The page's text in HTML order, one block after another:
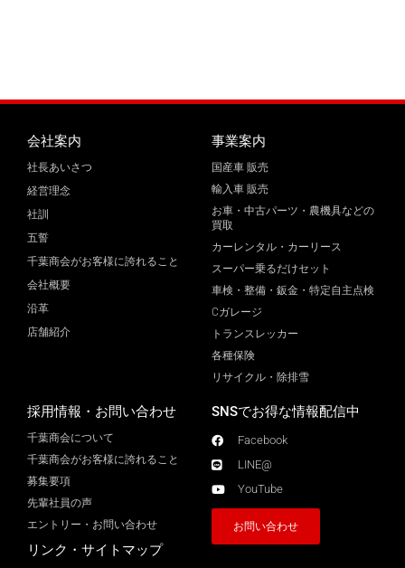
会社案内
社長あいさつ
経営理念
社訓
五誓
千葉商会がお客様に誇れること
会社概要
沿革
店舗紹介
事業案内
国産車 販売
輸入車 販売
お車・中古パーツ・農機具などの
買取
カーレンタル・カーリース
スーパー乗るだけセット
車検・整備・鈑金・特定自主点検
Cガレージ
トランスレッカー
各種保険
リサイクル・除排雪
採用情報・お問い合わせ
千葉商会について
千葉商会がお客様に誇れること​
募集要項
先輩社員の声
エントリー・お問い合わせ
リンク・サイトマップ
SNSでお得な情報配信中
Facebook
LINE@
YouTube
お問い合わせ